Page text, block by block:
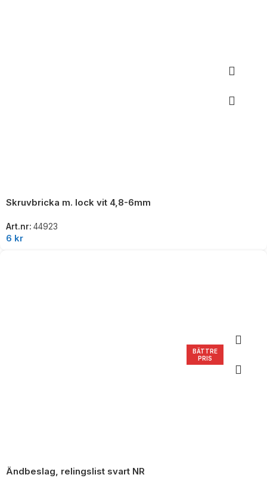
Skruvbricka m. lock vit 4,8-6mm
Art.nr: 44923
6 kr
BÄTTRE
PRIS
Ändbeslag, relingslist svart NR